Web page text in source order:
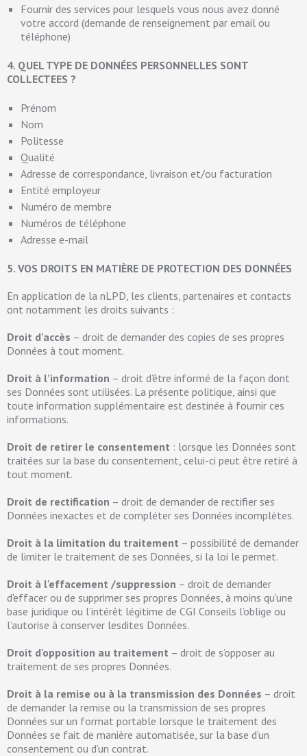
Fournir des services pour lesquels vous nous avez donné
votre accord (demande de renseignement par email ou
téléphone)
4. QUEL TYPE DE DONNÉES PERSONNELLES SONT
COLLECTEES ?
Prénom
Nom
Politesse
Qualité
Adresse de correspondance, livraison et/ou facturation
Entité employeur
Numéro de membre
Numéros de téléphone
Adresse e-mail
5. VOS DROITS EN MATIÈRE DE PROTECTION DES DONNÉES
En application de la nLPD, les clients, partenaires et contacts
ont notamment les droits suivants :
Droit d'accès – droit de demander des copies de ses propres
Données à tout moment.
Droit à l’information – droit d’être informé de la façon dont
ses Données sont utilisées. La présente politique, ainsi que
toute information supplémentaire est destinée à fournir ces
informations.
Droit de retirer le consentement : lorsque les Données sont
traitées sur la base du consentement, celui-ci peut être retiré à
tout moment.
Droit de rectification – droit de demander de rectifier ses
Données inexactes et de compléter ses Données incomplètes.
Droit à la limitation du traitement – possibilité de demander
de limiter le traitement de ses Données, si la loi le permet.
Droit à l'effacement /suppression – droit de demander
d'effacer ou de supprimer ses propres Données, à moins qu'une
base juridique ou l’intérêt légitime de CGI Conseils l’oblige ou
l’autorise à conserver lesdites Données.
Droit d'opposition au traitement – droit de s’opposer au
traitement de ses propres Données.
Droit à la remise ou à la transmission des Données – droit
de demander la remise ou la transmission de ses propres
Données sur un format portable lorsque le traitement des
Données se fait de manière automatisée, sur la base d’un
consentement ou d’un contrat.